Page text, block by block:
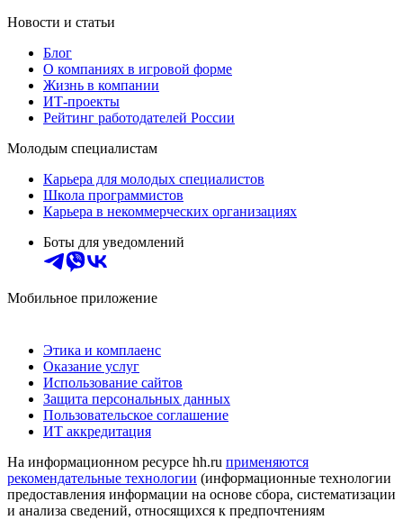
Новости и статьи
Блог
О компаниях в игровой форме
Жизнь в компании
ИТ-проекты
Рейтинг работодателей России
Молодым специалистам
Карьера для молодых специалистов
Школа программистов
Карьера в некоммерческих организациях
Боты для уведомлений
Мобильное приложение
Этика и комплаенс
Оказание услуг
Использование сайтов
Защита персональных данных
Пользовательское соглашение
ИТ аккредитация
На информационном ресурсе hh.ru применяются
рекомендательные технологии (информационные технологии
предоставления информации на основе сбора, систематизации
и анализа сведений, относящихся к предпочтениям